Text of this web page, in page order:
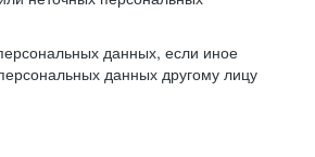
данных, если иное
данных другому лицу